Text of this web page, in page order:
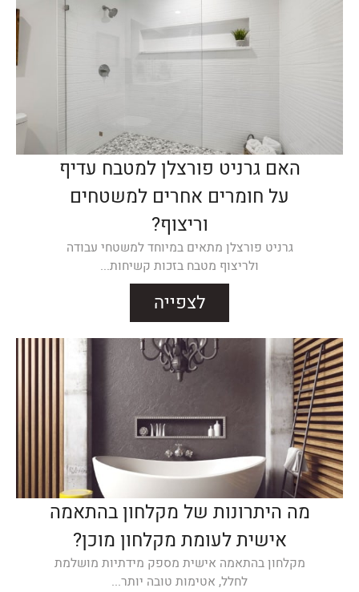
האם גרניט פורצלן למטבח עדיף
על חומרים אחרים למשטחים
וריצוף?
גרניט פורצלן מתאים במיוחד למשטחי עבודה
ולריצוף מטבח בזכות קשיחות...
לצפייה
מה היתרונות של מקלחון בהתאמה
אישית לעומת מקלחון מוכן?
מקלחון בהתאמה אישית מספק מידתיות מושלמת
לחלל, אטימות טובה יותר...